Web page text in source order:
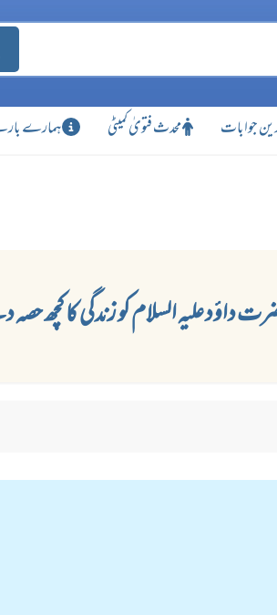
جوابات محدث فتویٰ کمیٹی ہمارے